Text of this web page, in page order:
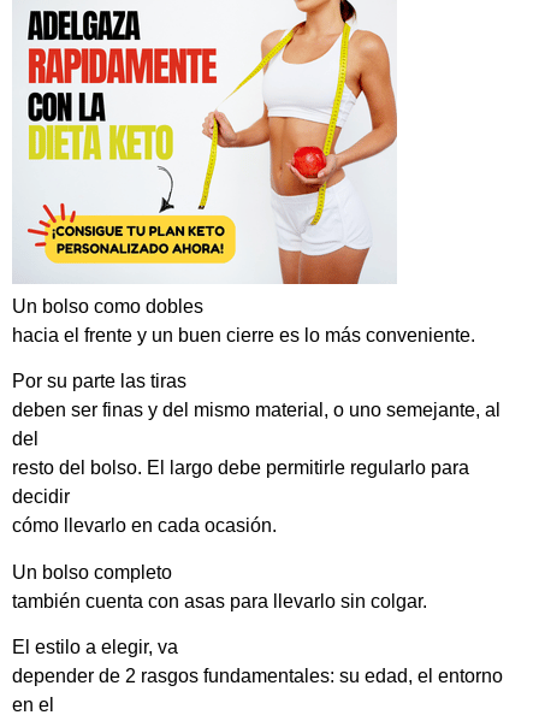
Un bolso como dobles
hacia el frente y un buen cierre es lo más conveniente.
Por su parte las tiras
deben ser finas y del mismo material, o uno semejante, al
del
resto del bolso. El largo debe permitirle regularlo para
decidir
cómo llevarlo en cada ocasión.
Un bolso completo
también cuenta con asas para llevarlo sin colgar.
El estilo a elegir, va
depender de 2 rasgos fundamentales: su edad, el entorno
en el